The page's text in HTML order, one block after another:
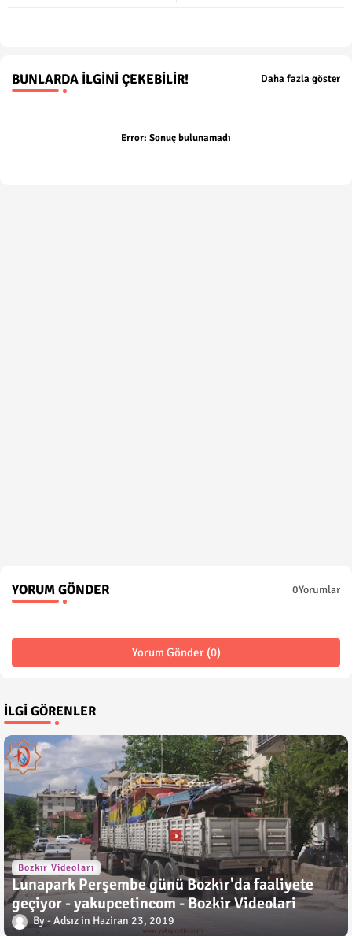
BUNLARDA İLGINI ÇEKEBILIR! Daha fazla göster
Error: Sonuç bulunamadı
YORUM GÖNDER 0Yorumlar
Yorum Gönder (0)
İLGI GÖRENLER
Bozkır Videoları
Lunapark Perşembe günü Bozkır'da faaliyete
geçiyor - yakupcetincom - Bozkir Videolari
Adsız Haziran 23, 2019